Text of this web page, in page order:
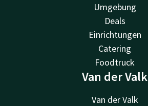
Umgebung
Deals
Einrichtungen
Catering
Foodtruck
Van der Valk
Van der Valk